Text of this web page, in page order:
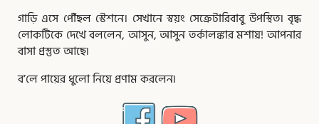
গাড়ি এসে পৌঁছল স্টেশনে। সেখানে স্বয়ং সেক্রেটারিবাবু উপস্থিত৷ বৃদ্ধ
লােকটিকে দেখে বললেন, আসুন, আসুন তর্কালঙ্কার মশায়! আপনার
বাসা প্রস্তুত আছে৷
ব’লে পায়ের ধুলাে নিয়ে প্রণাম করলেন৷